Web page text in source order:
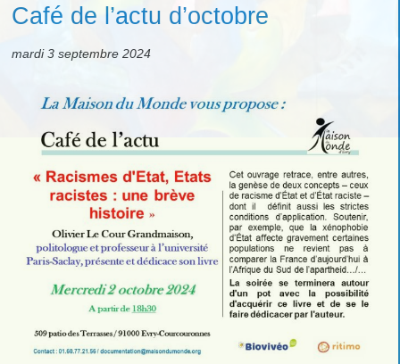
Café de l’actu d’octobre
mardi 3 septembre 2024